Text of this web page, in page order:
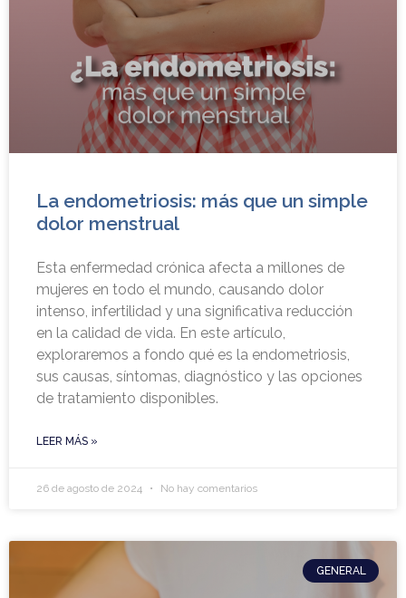
La endometriosis: más que un simple
dolor menstrual
Esta enfermedad crónica afecta a millones de
mujeres en todo el mundo, causando dolor
intenso, infertilidad y una significativa reducción
en la calidad de vida. En este artículo,
exploraremos a fondo qué es la endometriosis,
sus causas, síntomas, diagnóstico y las opciones
de tratamiento disponibles.
LEER MÁS »
26 de agosto de 2024 No hay comentarios
GENERAL